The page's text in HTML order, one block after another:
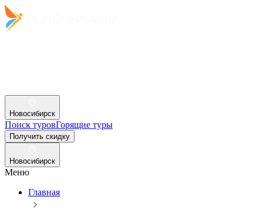
Новосибирск
Поиск туровГорящие туры
Получить скидку
Новосибирск
Меню
Главная